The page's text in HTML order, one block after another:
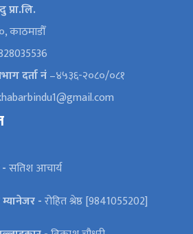
प्रा.लि.
काठमाडौँ
दर्ता नं–४५३६-२०८०/०८१
सतिश आचार्य
-रोहित श्रेष्ठ [9841055202]